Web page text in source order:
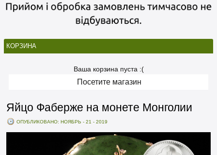
КОРЗИНА
Ваша корзина пуста :(
Посетите магазин
Яйцо Фаберже на монете Монголии
ОПУБЛИКОВАНО: НОЯБРЬ - 21 - 2019